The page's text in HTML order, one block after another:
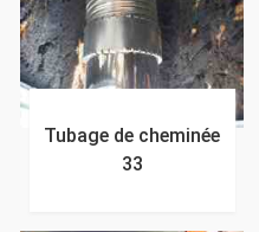
Tubage de cheminée
33